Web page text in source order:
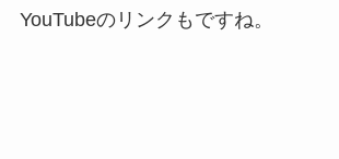
YouTubeのリンクもですね。